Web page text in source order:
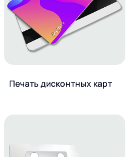
Печать дисконтных карт